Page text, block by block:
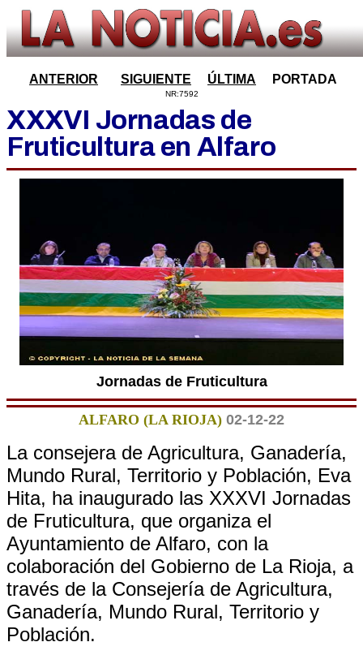
ANTERIOR SIGUIENTE ÚLTIMA PORTADA
NR:7592
XXXVI Jornadas de
Fruticultura en Alfaro
Jornadas de Fruticultura
ALFARO (LA RIOJA) 02-12-22
La consejera de Agricultura, Ganadería,
Mundo Rural, Territorio y Población, Eva
Hita, ha inaugurado las XXXVI Jornadas
de Fruticultura, que organiza el
Ayuntamiento de Alfaro, con la
colaboración del Gobierno de La Rioja, a
través de la Consejería de Agricultura,
Ganadería, Mundo Rural, Territorio y
Población.